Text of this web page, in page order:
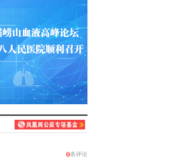
0条评论